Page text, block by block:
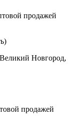
продажей
Великий Новгород,
продажей